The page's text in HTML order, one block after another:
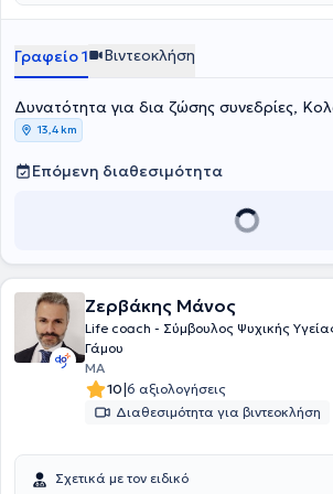
Yachting), ως σύμβουλος Επικοινωνίας, είναι
οργανώσει εξολοκλήρου την πανελλαδική
τον κόσμο».
Γραφείο 1 Βιντεοκλήση
Δυνατότητα για δια ζώσης συνεδρίες,
13,4 km
Επόμενη διαθεσιμότητα
Ζερβάκης Μάνος
Life coach - Σύμβουλος Ψυχικής
Γάμου
MA
10|6 αξιολογήσεις
Διαθεσιμότητα για βιντεοκλήση
Σχετικά με τον ειδικό